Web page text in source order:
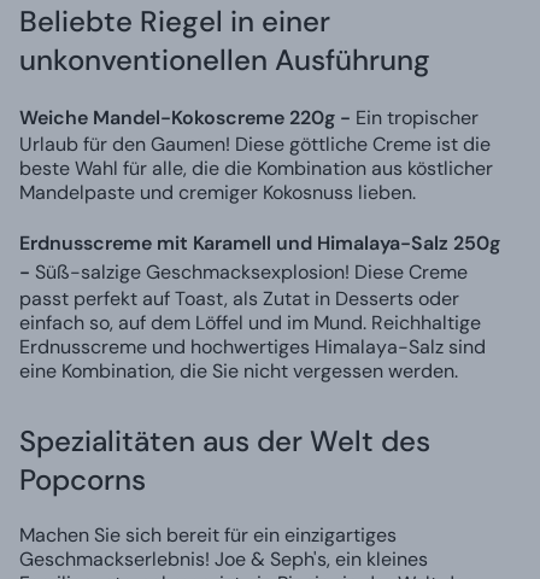
Beliebte Riegel in einer
unkonventionellen Ausführung
Weiche Mandel-Kokoscreme 220g - Ein tropischer
Urlaub für den Gaumen! Diese göttliche Creme ist die
beste Wahl für alle, die die Kombination aus köstlicher
Mandelpaste und cremiger Kokosnuss lieben.
Erdnusscreme mit Karamell und Himalaya-Salz 250g
- Süß-salzige Geschmacksexplosion! Diese Creme
passt perfekt auf Toast, als Zutat in Desserts oder
einfach so, auf dem Löffel und im Mund. Reichhaltige
Erdnusscreme und hochwertiges Himalaya-Salz sind
eine Kombination, die Sie nicht vergessen werden.
Spezialitäten aus der Welt des
Popcorns
Machen Sie sich bereit für ein einzigartiges
Geschmackserlebnis! Joe & Seph's, ein kleines